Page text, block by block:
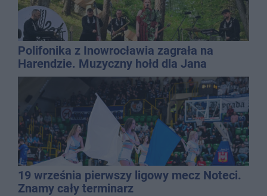
Polifonika z Inowrocławia zagrała na
Harendzie. Muzyczny hołd dla Jana
Kasprowicza
19 września pierwszy ligowy mecz Noteci.
Znamy cały terminarz